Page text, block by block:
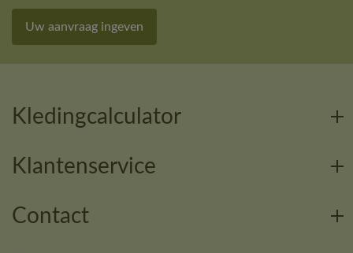
Uw aanvraag ingeven
Kledingcalculator
Klantenservice
Contact